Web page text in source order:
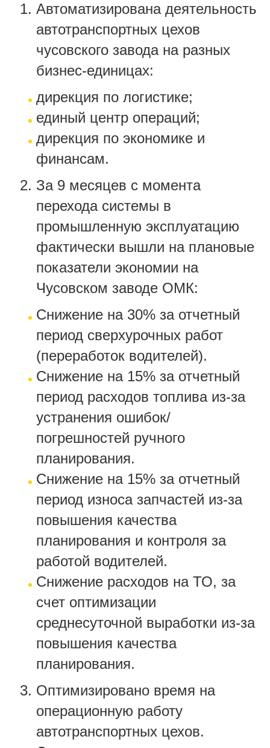
Автоматизирована деятельность
автотранспортных цехов
чусовского завода на разных
бизнес-единицах:
дирекция по логистике;
единый центр операций;
дирекция по экономике и
финансам.
За 9 месяцев с момента
перехода системы в
промышленную эксплуатацию
фактически вышли на плановые
показатели экономии на
Чусовском заводе ОМК:
Снижение на 30% за отчетный
период сверхурочных работ
(переработок водителей).
Снижение на 15% за отчетный
период расходов топлива из-за
устранения ошибок/
погрешностей ручного
планирования.
Снижение на 15% за отчетный
период износа запчастей из-за
повышения качества
планирования и контроля за
работой водителей.
Снижение расходов на ТО, за
счет оптимизации
среднесуточной выработки из-за
повышения качества
планирования.
Оптимизировано время на
операционную работу
автотранспортных цехов.